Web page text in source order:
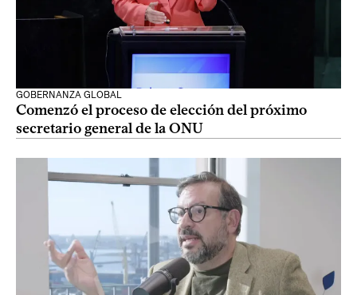
GOBERNANZA GLOBAL
Comenzó el proceso de elección del próximo
secretario general de la ONU